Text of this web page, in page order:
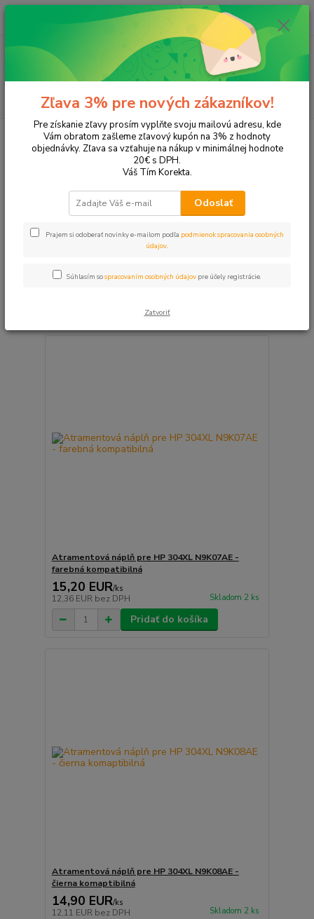
Hľadať
ks
za 0,00 EUR
Tonery a náplne do tlačiarní Hewlett Packard
HP DeskJet
DeskJet 2632
DeskJet 2632
Upresniť parametre
strana
Atramentová náplň pre HP 304XL N9K07AE -
farebná kompatibilná
15,20 EUR/ks
12,36 EUR bez DPH Skladom 2 ks
Pridať do košíka
Atramentová náplň pre HP 304XL N9K08AE -
čierna komaptibilná
14,90 EUR/ks
12,11 EUR bez DPH Skladom 2 ks
Zľava 3% pre nových zákazníkov!
Pre získanie zľavy prosím vyplňte svoju mailovú adresu, kde
Vám obratom zašleme zľavový kupón na 3% z hodnoty
objednávky. Zľava sa vzťahuje na nákup v minimálnej hodnote
20€ s DPH.
Váš Tím Korekta.
Odoslať
Prajem si odoberať novinky e-mailom podľa podmienok spracovania osobných
údajov.
Súhlasím sospracovaním osobných údajov pre účely registrácie.
Zatvoriť